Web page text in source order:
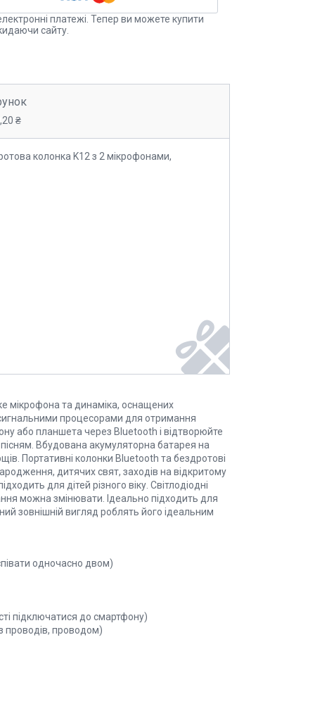
платежі. Тепер ви можете купити
сайту.
₴
колонка K12 з 2 мікрофонами,
мікрофона та динаміка, оснащених
процесорами для отримання
або планшета через Bluetooth і відтворюйте
Вбудована акумуляторна батарея на
Портативні колонки Bluetooth та бездротові
дитячих свят, заходів на відкритому
для дітей різного віку. Світлодіодні
можна змінювати. Ідеально підходить для
зовнішній вигляд роблять його ідеальним
одночасно двом)
підключатися до смартфону)
проводів, проводом)